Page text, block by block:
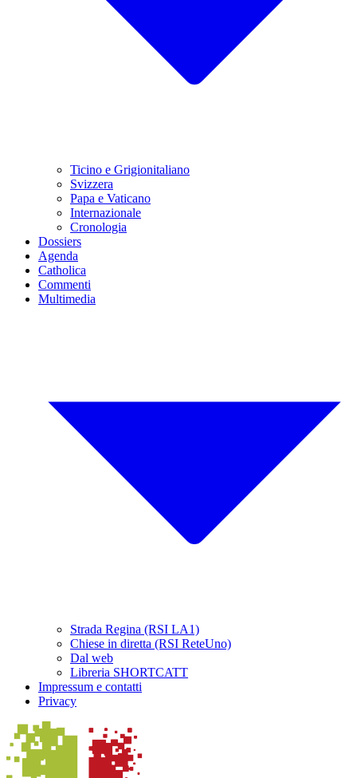
Ticino e Grigionitaliano
Svizzera
Papa e Vaticano
Internazionale
Cronologia
Dossiers
Agenda
Catholica
Commenti
Multimedia
Strada Regina (RSI LA1)
Chiese in diretta (RSI ReteUno)
Dal web
Libreria SHORTCATT
Impressum e contatti
Privacy